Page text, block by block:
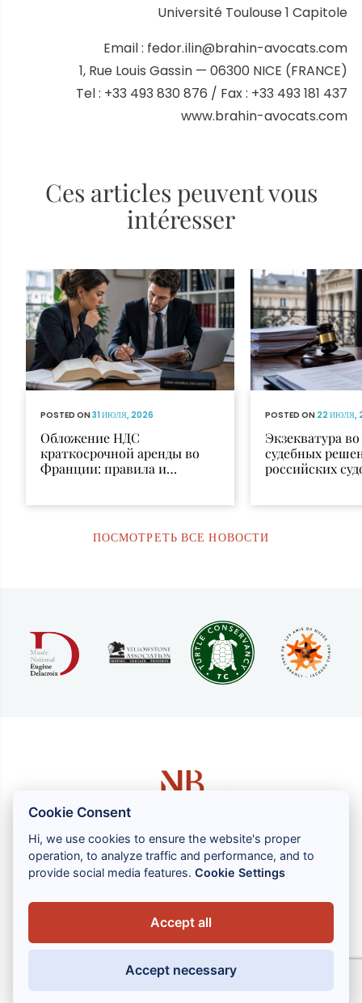
Université Toulouse 1 Capitole
Email : fedor.ilin@brahin-avocats.com
1, Rue Louis Gassin — 06300 NICE (FRANCE)
Tel : +33 493 830 876 / Fax : +33 493 181 437
www.brahin-avocats.com
Ces articles peuvent vous
intéresser
POSTED ON31 ИЮЛЯ, 2026
Обложение НДС
краткосрочной аренды во
Франции: правила и
POSTED ON 22 ИЮЛЯ,
Экзекватура
судебных
российских
ПОСМОТРЕТЬ ВСЕ НОВОСТИ
1 rue Louis GASSIN - 06300 NICE
Наши услуги
Полезные ссылки
Cookie Consent
Hi, we use cookies to ensure the website's proper
operation, to analyze traffic and performance, and to
provide social media features.Cookie Settings
Accept all
Accept necessary